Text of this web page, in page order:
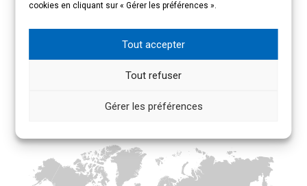
cookies en cliquant sur « Gérer les préférences ».
Tout accepter
Tout refuser
Gérer les préférences
PAKISTAN 2025 – CAMPUS